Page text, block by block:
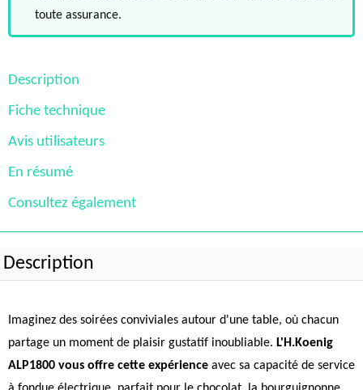
toute assurance.
Description
Fiche technique
Avis utilisateurs
En résumé
Consultez également
Description
Imaginez des soirées conviviales autour d'une table, où chacun
partage un moment de plaisir gustatif inoubliable. L'H.Koenig
ALP1800 vous offre cette expérience avec sa capacité de service